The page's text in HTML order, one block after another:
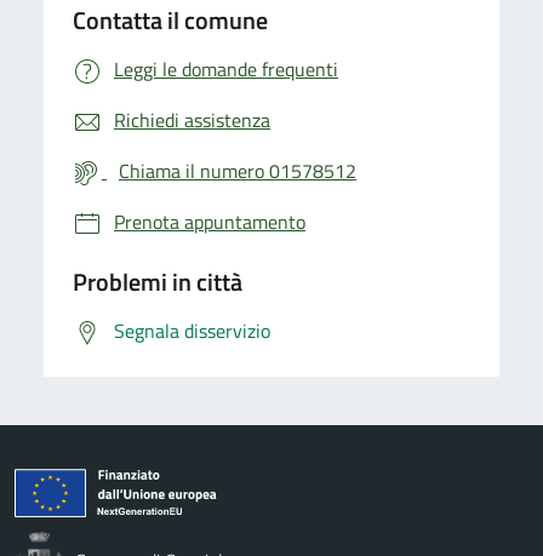
Contatta il comune
Leggi le domande frequenti
Richiedi assistenza
Chiama il numero 01578512
Prenota appuntamento
Problemi in città
Segnala disservizio